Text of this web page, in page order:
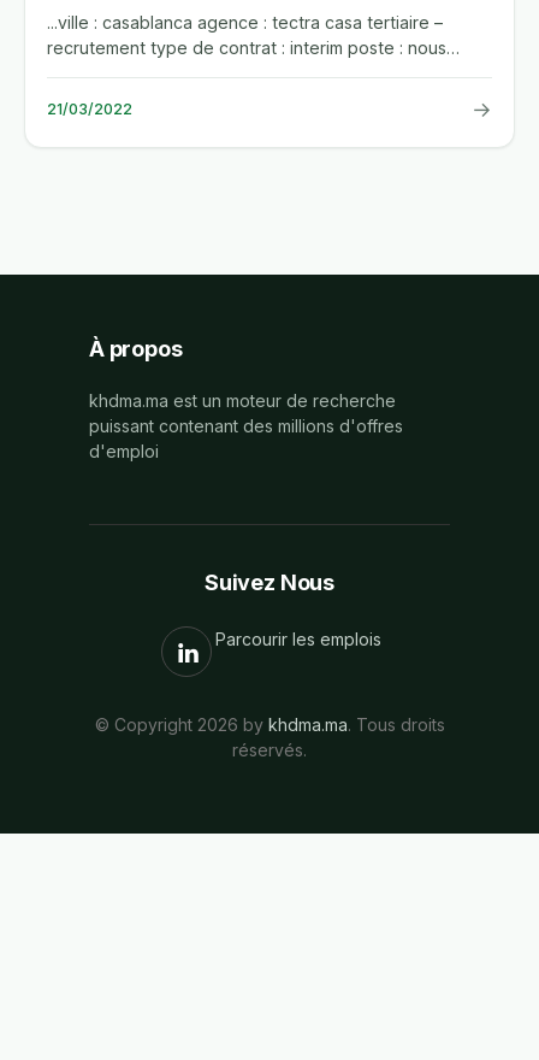
...ville : casablanca agence : tectra casa tertiaire –
recrutement type de contrat : interim poste : nous
recrutons un...
21/03/2022 →
À propos
khdma.ma est un moteur de recherche
puissant contenant des millions d'offres
d'emploi
Suivez Nous
Parcourir les emplois
© Copyright 2026 by khdma.ma. Tous droits
réservés.